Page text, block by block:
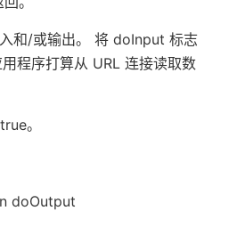
和/或输出。 将 doInput 标志
程序打算从 URL 连接读取数
。
doOutput